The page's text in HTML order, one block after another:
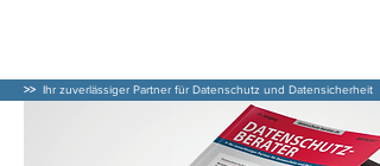
>> Ihr zuverlässiger Partner für Datenschutz und Datensicherheit